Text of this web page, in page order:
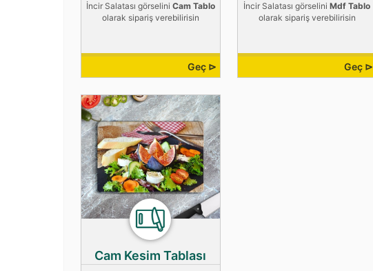
İncir Salatası görselini Cam Tablo
olarak sipariş verebilirisin
Geç ⊳
İncir Salatası görseliniMdf Tablo
olarak sipariş verebilirisin
Geç ⊳
Cam Kesim Tablası